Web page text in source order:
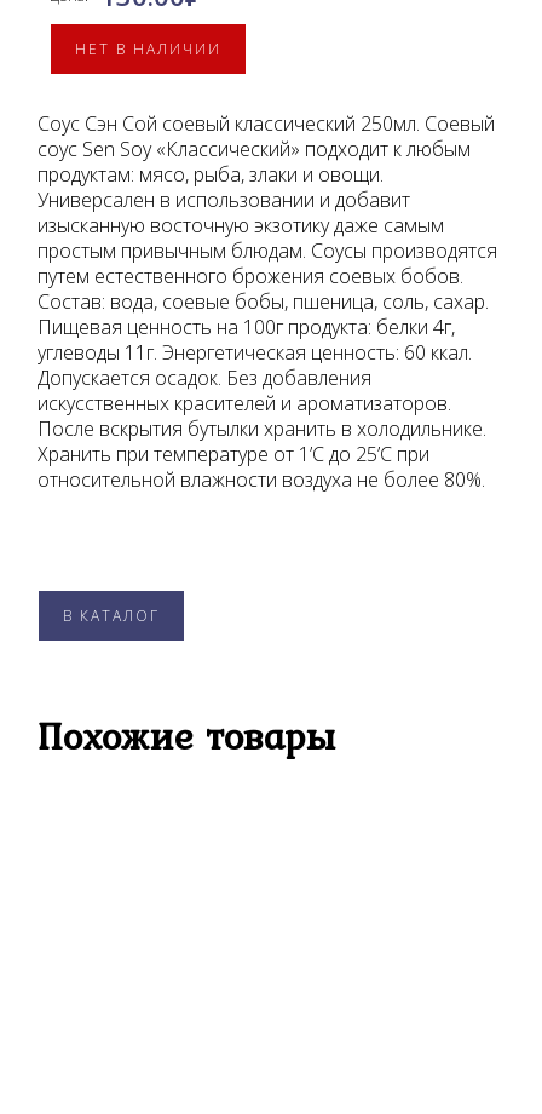
НЕТ В НАЛИЧИИ
Соус Сэн Сой соевый классический 250мл. Соевый
соус Sen Soy «Классический» подходит к любым
продуктам: мясо, рыба, злаки и овощи.
Универсален в использовании и добавит
изысканную восточную экзотику даже самым
простым привычным блюдам. Соусы производятся
путем естественного брожения соевых бобов.
Состав: вода, соевые бобы, пшеница, соль, сахар.
Пищевая ценность на 100г продукта: белки 4г,
углеводы 11г. Энергетическая ценность: 60 ккал.
Допускается осадок. Без добавления
искусственных красителей и ароматизаторов.
После вскрытия бутылки хранить в холодильнике.
Хранить при температуре от 1’C до 25’C при
относительной влажности воздуха не более 80%.
В КАТАЛОГ
Похожие товары